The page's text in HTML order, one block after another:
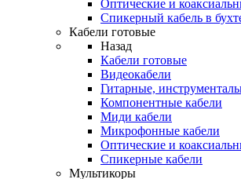
Оптические и
Спикерный кабель в
Кабели готовые
Назад
Кабели готовые
Видеокабели
Гитарные,
Компонентные кабели
Миди кабели
Микрофонные кабели
Оптические и
Спикерные кабели
Мультикоры